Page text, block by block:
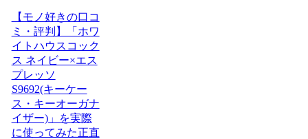
【モノ好きの口コ
ミ・評判】「ホワ
イトハウスコック
ス ネイビー×エス
プレッソ
S9692(キーケー
ス・キーオーガナ
イザー)」を実際
に使ってみた正直